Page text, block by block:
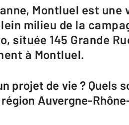
milieu de la
située 145 Grande
à Montluel.
projet de vie ? Quels
Auvergne-